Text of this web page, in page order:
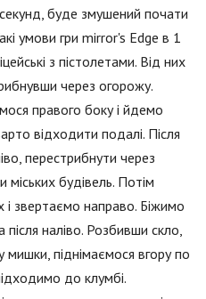
секунд, буде змушений почати
умови гри mirror's Edge в 1
з пістолетами. Від них
через огорожу.
правого боку і йдемо
відходити подалі. Після
перестрибнути через
міських будівель. Потім
і звертаємо направо. Біжимо
наліво. Розбивши скло,
піднімаємося вгору по
до клумбі.